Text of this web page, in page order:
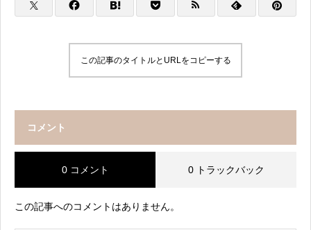
この記事のタイトルとURLをコピーする
コメント
0 コメント 0 トラックバック
この記事へのコメントはありません。